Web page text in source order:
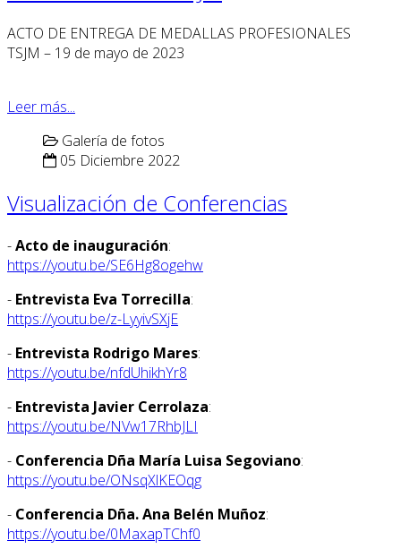
ACTO DE ENTREGA DE MEDALLAS PROFESIONALES
TSJM – 19 de mayo de 2023
Leer más...
Galería de fotos
05 Diciembre 2022
Visualización de Conferencias
-Acto de inauguración:
https://youtu.be/SE6Hg8ogehw
- Entrevista Eva Torrecilla:
https://youtu.be/z-LyyivSXjE
- Entrevista Rodrigo Mares:
https://youtu.be/nfdUhikhYr8
- Entrevista Javier Cerrolaza:
https://youtu.be/NVw17RhbJLI
- Conferencia Dña María Luisa Segoviano:
https://youtu.be/ONsqXlKEOqg
- Conferencia Dña. Ana Belén Muñoz:
https://youtu.be/0MaxapTChf0